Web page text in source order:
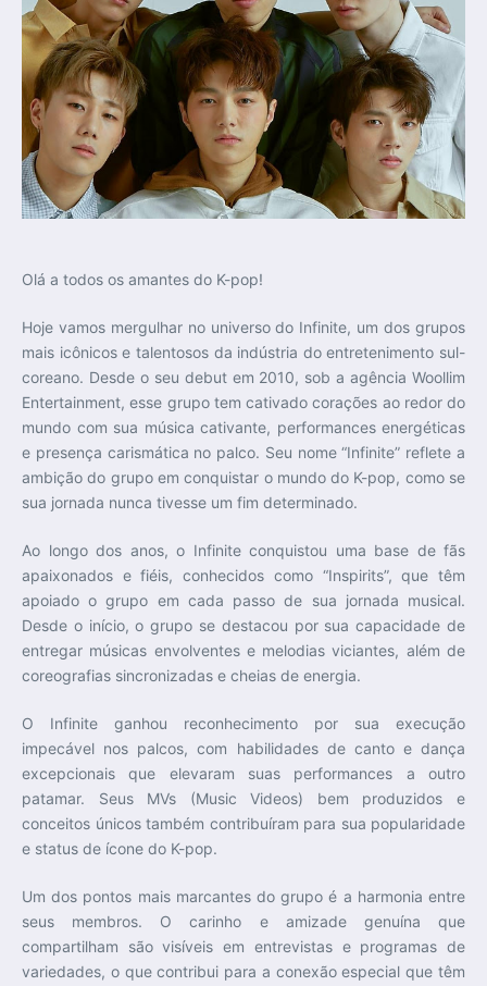
Olá a todos os amantes do K-pop!
Hoje vamos mergulhar no universo do Infinite, um dos grupos
mais icônicos e talentosos da indústria do entretenimento sul-
coreano. Desde o seu debut em 2010, sob a agência Woollim
Entertainment, esse grupo tem cativado corações ao redor do
mundo com sua música cativante, performances energéticas
e presença carismática no palco. Seu nome “Infinite” reflete a
ambição do grupo em conquistar o mundo do K-pop, como se
sua jornada nunca tivesse um fim determinado.
Ao longo dos anos, o Infinite conquistou uma base de fãs
apaixonados e fiéis, conhecidos como “Inspirits”, que têm
apoiado o grupo em cada passo de sua jornada musical.
Desde o início, o grupo se destacou por sua capacidade de
entregar músicas envolventes e melodias viciantes, além de
coreografias sincronizadas e cheias de energia.
O Infinite ganhou reconhecimento por sua execução
impecável nos palcos, com habilidades de canto e dança
excepcionais que elevaram suas performances a outro
patamar. Seus MVs (Music Videos) bem produzidos e
conceitos únicos também contribuíram para sua popularidade
e status de ícone do K-pop.
Um dos pontos mais marcantes do grupo é a harmonia entre
seus membros. O carinho e amizade genuína que
compartilham são visíveis em entrevistas e programas de
variedades, o que contribui para a conexão especial que têm